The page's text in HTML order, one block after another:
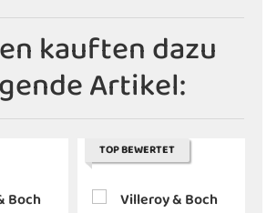
kauften dazu
Artikel:
TOP BEWERTET